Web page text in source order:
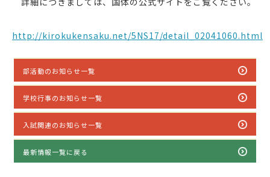
http://kirokukensaku.net/5NS17/detail_02041060.html
部活動のお知らせ一覧
学校行事のお知らせ一覧
入試関連のお知らせ一覧
最新情報一覧に戻る